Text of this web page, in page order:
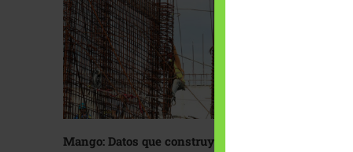
Mango: Datos que construyen confianza